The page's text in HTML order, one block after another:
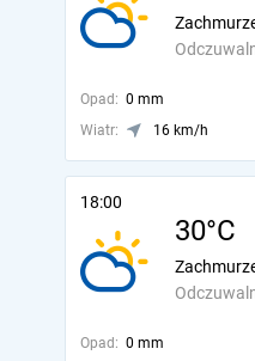
Opad: 0 mm
Wiatr:
16 km/h
18:00
30°C
Opad: 0 mm